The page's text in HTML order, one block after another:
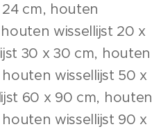
24 cm, houten
wissellijst 20 x
30 x 30 cm, houten
wissellijst 50 x
60 x 90 cm, houten
wissellijst 90 x